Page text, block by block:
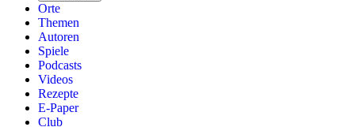
Orte
Themen
Autoren
Spiele
Podcasts
Videos
Rezepte
E-Paper
Club